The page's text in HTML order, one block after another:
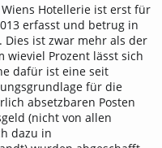
Hotellerie ist erst für
erfasst und betrug in
Dies ist zwar mehr als der
wieviel Prozent lässt sich
dafür ist eine seit
für die
absetzbaren Posten
(nicht von allen
dazu in